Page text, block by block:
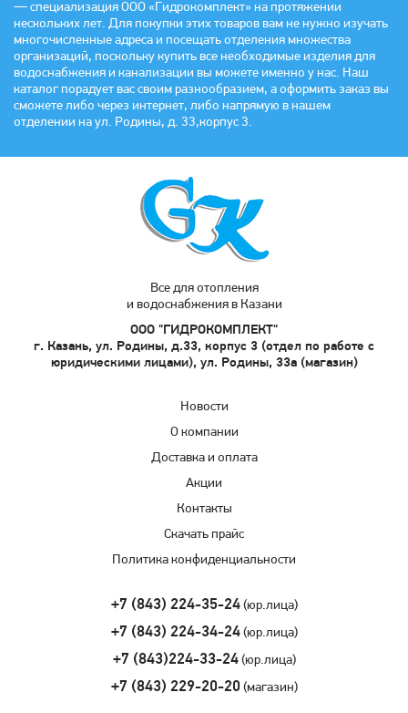
— специализация ООО «Гидрокомплект» на протяжении
нескольких лет. Для покупки этих товаров вам не нужно изучать
многочисленные адреса и посещать отделения множества
организаций, поскольку купить все необходимые изделия для
водоснабжения и канализации вы можете именно у нас. Наш
каталог порадует вас своим разнообразием, а оформить заказ вы
сможете либо через интернет, либо напрямую в нашем
отделении на ул. Родины, д. 33,корпус 3.
Все для отопления
и водоснабжения в Казани
ООО "ГИДРОКОМПЛЕКТ"
г. Казань, ул. Родины, д.33, корпус 3 (отдел по работе с
юридическими лицами), ул. Родины, 33а (магазин)
Новости
О компании
Доставка и оплата
Акции
Контакты
Скачать прайс
Политика конфиденциальности
+7 (843) 224-35-24(юр.лица)
+7 (843) 224-34-24(юр.лица)
+7 (843)224-33-24(юр.лица)
+7 (843) 229-20-20 (магазин)